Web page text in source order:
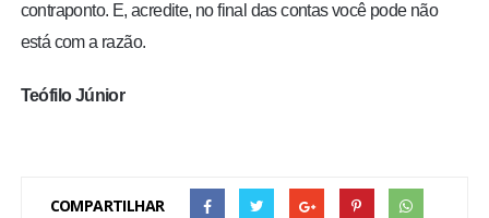
contraponto. E, acredite, no final das contas você pode não
está com a razão.
Teófilo Júnior
COMPARTILHAR